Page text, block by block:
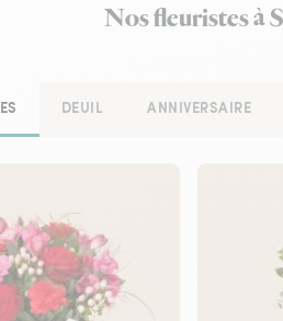
Nos fleuristes à
DEUIL ANNIVERSAIRE